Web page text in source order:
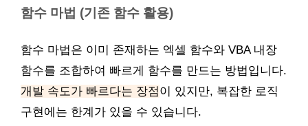
함수 마법 (기존 함수 활용)
함수 마법은 이미 존재하는 엑셀 함수와 VBA 내장
함수를 조합하여 빠르게 함수를 만드는 방법입니다.
개발 속도가 빠르다는 장점이 있지만, 복잡한 로직
구현에는 한계가 있을 수 있습니다.